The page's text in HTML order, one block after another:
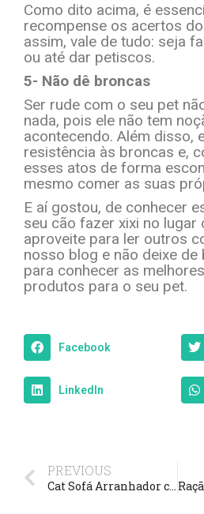
Como dito acima, é
recompense os acertos
assim, vale de tudo: seja
ou até dar petiscos.
5- Não dê broncas
Ser rude com o seu pet
nada, pois ele não tem
acontecendo. Além disso,
resistência às broncas e,
esses atos de forma
mesmo comer as suas
E aí gostou, de conhecer
seu cão fazer xixi no lugar
aproveite para ler outros
nosso blog e não deixe
para conhecer as
produtos para o seu pet.
Facebook
LinkedIn
PREVIOUS
Cat Sofá Arranhador com 13% de desconto *CatmyPet